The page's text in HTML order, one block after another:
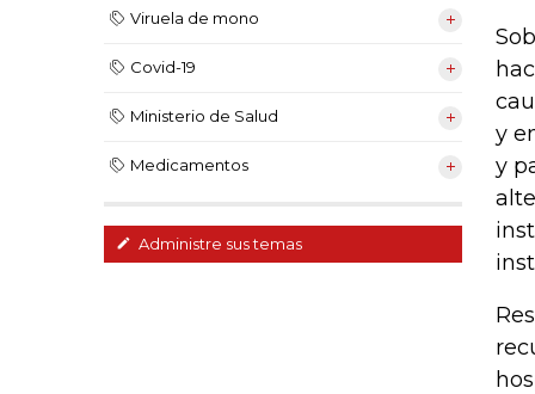
Viruela de mono
Covid-19
Ministerio de Salud
Medicamentos
Administre sus temas
y
y